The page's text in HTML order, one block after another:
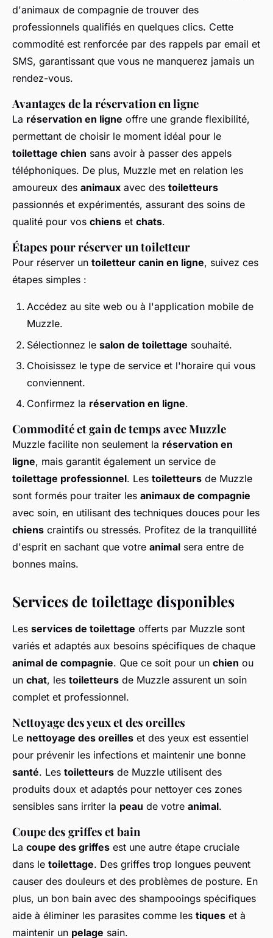
d'animaux de compagnie de trouver des
professionnels qualifiés en quelques clics. Cette
commodité est renforcée par des rappels par email et
SMS, garantissant que vous ne manquerez jamais un
rendez-vous.
Avantages de la réservation en ligne
La réservation en ligne offre une grande flexibilité,
permettant de choisir le moment idéal pour le
toilettage chien sans avoir à passer des appels
téléphoniques. De plus, Muzzle met en relation les
amoureux des animaux avec des toiletteurs
passionnés et expérimentés, assurant des soins de
qualité pour vos chiens et chats.
Étapes pour réserver un toiletteur
Pour réserver un toiletteur canin en ligne, suivez ces
étapes simples :
Accédez au site web ou à l'application mobile de
Muzzle.
Sélectionnez le salon de toilettage souhaité.
Choisissez le type de service et l'horaire qui vous
conviennent.
Confirmez la réservation en ligne.
Commodité et gain de temps avec Muzzle
Muzzle facilite non seulement la réservation en
ligne, mais garantit également un service de
toilettage professionnel. Les toiletteurs de Muzzle
sont formés pour traiter les animaux de compagnie
avec soin, en utilisant des techniques douces pour les
chiens craintifs ou stressés. Profitez de la tranquillité
d'esprit en sachant que votre animal sera entre de
bonnes mains.
Services de toilettage disponibles
Les services de toilettage offerts par Muzzle sont
variés et adaptés aux besoins spécifiques de chaque
animal de compagnie. Que ce soit pour un chien ou
un chat, les toiletteurs de Muzzle assurent un soin
complet et professionnel.
Nettoyage des yeux et des oreilles
Le nettoyage des oreilles et des yeux est essentiel
pour prévenir les infections et maintenir une bonne
santé. Les toiletteurs de Muzzle utilisent des
produits doux et adaptés pour nettoyer ces zones
sensibles sans irriter la peau de votre animal.
Coupe des griffes et bain
La coupe des griffes est une autre étape cruciale
dans le toilettage. Des griffes trop longues peuvent
causer des douleurs et des problèmes de posture. En
plus, un bon bain avec des shampooings spécifiques
aide à éliminer les parasites comme les tiques et à
maintenir un pelage sain.